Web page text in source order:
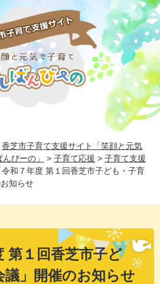
香芝市子育て支援サイト「笑顔と元気
びーの」
> 子育て応援 > 子育て支援
令和７年度 第１回香芝市子ども・子育
知らせ
第１回香芝市子ど
議」開催のお知らせ